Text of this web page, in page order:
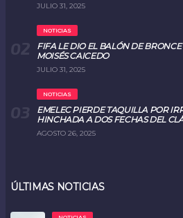
JULIO 31, 2025
NOTICIAS
FIFA LE DIO EL BALÓN DE
MOISÉS CAICEDO
JULIO 31, 2025
NOTICIAS
EMELEC PIERDE TAQUILLA POR
HINCHADA A DOS FECHAS DEL
AGOSTO 26, 2025
ÚLTIMAS NOTICIAS